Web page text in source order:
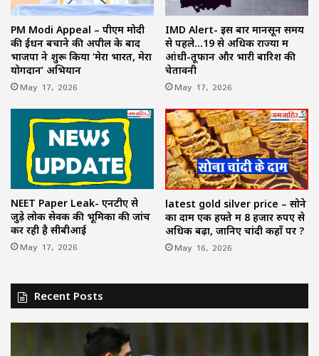
PM Modi Appeal – पीएम मोदी
की ईंधन बचाने की अपील के बाद
भाजपा ने शुरू किया ‘मेरा भारत, मेरा
योगदान’ अभियान
May 17, 2026
IMD Alert- इस बार मानसून समय
से पहले…19 से अधिक राज्यों में
आंधी-तूफान और भारी बारिश की
चेतावनी
May 17, 2026
NEET Paper Leak- एनटीए से
जुड़े लोक सेवक की भूमिका की जांच
कर रही है सीबीआई
May 17, 2026
latest gold silver price – सोने
का दाम एक हफ्ते में 8 हजार रुपए से
अधिक बढ़ा, जानिए चांदी कहाँ पर ?
May 16, 2026
Recent Posts